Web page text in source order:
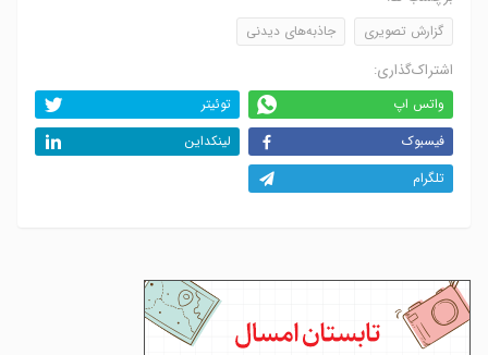
گزارش تصویری جاذبه‌های دیدنی
اشتراک‌گذاری:
واتس اپ
توئیتر
فیسبوک
لینکداین
تلگرام